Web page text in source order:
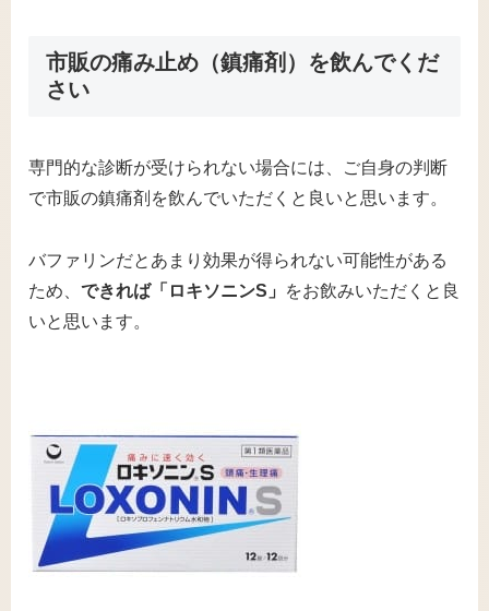
市販の痛み止め（鎮痛剤）を飲んでくだ
さい
専門的な診断が受けられない場合には、ご自身の判断
で市販の鎮痛剤を飲んでいただくと良いと思います。
バファリンだとあまり効果が得られない可能性がある
ため、 できれば「ロキソニンS」
をお飲みいただくと良
いと思います。